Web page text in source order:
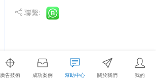
廣告技術 成功案例 幫助中心 關於我們 我的
聯繫: